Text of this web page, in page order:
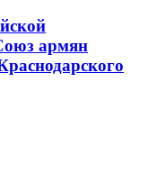
армян